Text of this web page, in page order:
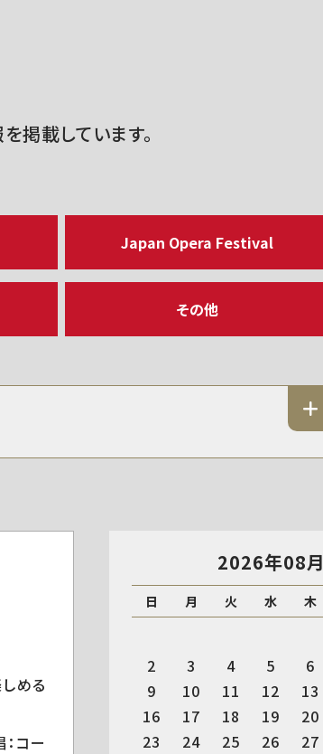
掲載しています。
Japan Opera Festival
その他
める
コー
2026年08月
日 月 火 水 木
2
3 4 5 6
9
10 11 12 13
16
17 18 19 20
23
24 25 26 27